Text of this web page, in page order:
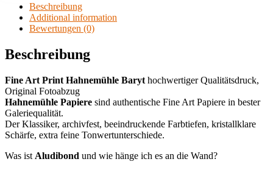
Beschreibung
Additional information
Bewertungen (0)
Beschreibung
Fine Art Print Hahnemühle Baryt hochwertiger Qualitätsdruck,
Original Fotoabzug
Hahnemühle Papiere sind authentische Fine Art Papiere in bester
Galeriequalität.
Der Klassiker, archivfest, beeindruckende Farbtiefen, kristallklare
Schärfe, extra feine Tonwertunterschiede.
Was ist Aludibond und wie hänge ich es an die Wand?